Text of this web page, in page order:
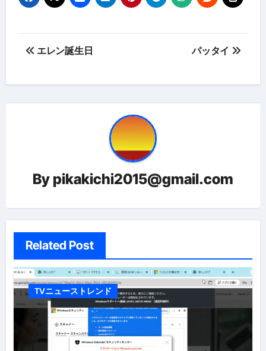
投
シ
ョ
ン
エレン誕生日 パッタイ
By pikakichi2015@gmail.com
Related Post
TVニューストレンド